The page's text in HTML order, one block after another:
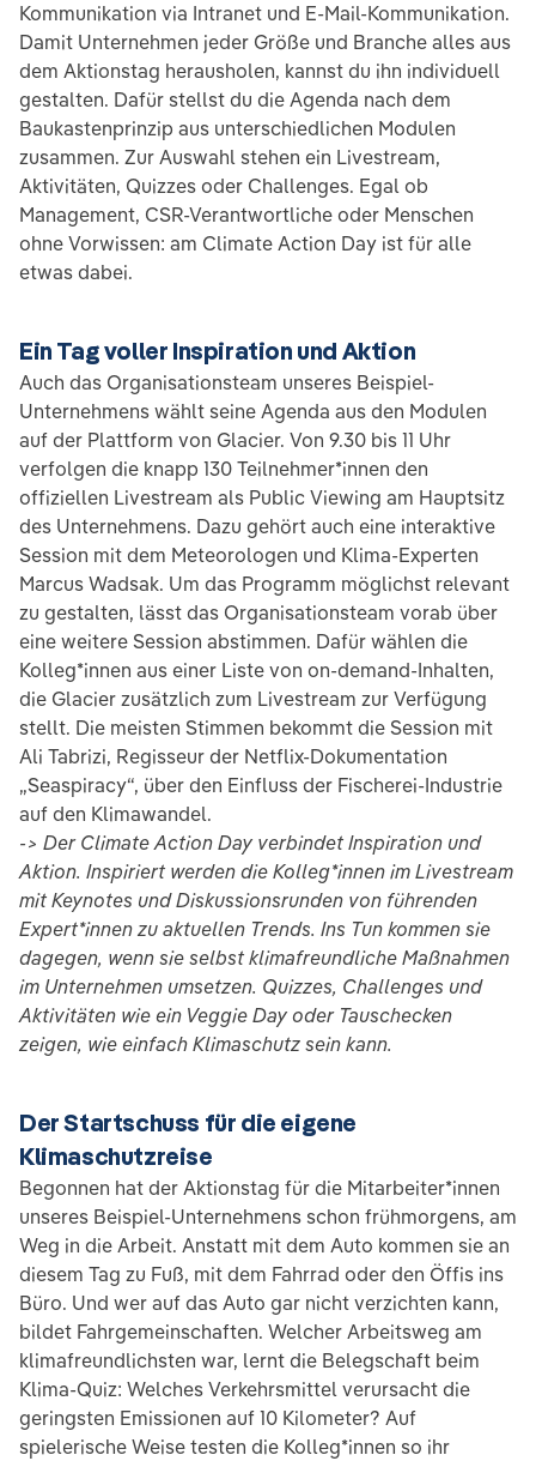
Kommunikation via Intranet und E-Mail-Kommunikation.
Damit Unternehmen jeder Größe und Branche alles aus
dem Aktionstag herausholen, kannst du ihn individuell
gestalten. Dafür stellst du die Agenda nach dem
Baukastenprinzip aus unterschiedlichen Modulen
zusammen. Zur Auswahl stehen ein Livestream,
Aktivitäten, Quizzes oder Challenges. Egal ob
Management, CSR-Verantwortliche oder Menschen
ohne Vorwissen: am Climate Action Day ist für alle
etwas dabei.
Ein Tag voller Inspiration und Aktion
Auch das Organisationsteam unseres Beispiel-
Unternehmens wählt seine Agenda aus den Modulen
auf der Plattform von Glacier. Von 9.30 bis 11 Uhr
verfolgen die knapp 130 Teilnehmer*innen den
offiziellen Livestream als Public Viewing am Hauptsitz
des Unternehmens. Dazu gehört auch eine interaktive
Session mit dem Meteorologen und Klima-Experten
Marcus Wadsak. Um das Programm möglichst relevant
zu gestalten, lässt das Organisationsteam vorab über
eine weitere Session abstimmen. Dafür wählen die
Kolleg*innen aus einer Liste von on-demand-Inhalten,
die Glacier zusätzlich zum Livestream zur Verfügung
stellt. Die meisten Stimmen bekommt die Session mit
Ali Tabrizi, Regisseur der Netflix-Dokumentation
„Seaspiracy“, über den Einfluss der Fischerei-Industrie
auf den Klimawandel.
-> Der Climate Action Day verbindet Inspiration und
Aktion. Inspiriert werden die Kolleg*innen im Livestream
mit Keynotes und Diskussionsrunden von führenden
Expert*innen zu aktuellen Trends. Ins Tun kommen sie
dagegen, wenn sie selbst klimafreundliche Maßnahmen
im Unternehmen umsetzen. Quizzes, Challenges und
Aktivitäten wie ein Veggie Day oder Tauschecken
zeigen, wie einfach Klimaschutz sein kann.
Der Startschuss für die eigene
Klimaschutzreise
Begonnen hat der Aktionstag für die Mitarbeiter*innen
unseres Beispiel-Unternehmens schon frühmorgens, am
Weg in die Arbeit. Anstatt mit dem Auto kommen sie an
diesem Tag zu Fuß, mit dem Fahrrad oder den Öffis ins
Büro. Und wer auf das Auto gar nicht verzichten kann,
bildet Fahrgemeinschaften. Welcher Arbeitsweg am
klimafreundlichsten war, lernt die Belegschaft beim
Klima-Quiz: Welches Verkehrsmittel verursacht die
geringsten Emissionen auf 10 Kilometer? Auf
spielerische Weise testen die Kolleg*innen so ihr